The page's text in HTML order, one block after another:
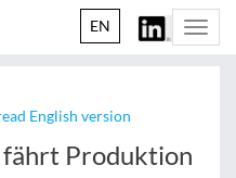
EN
English version
Produktion